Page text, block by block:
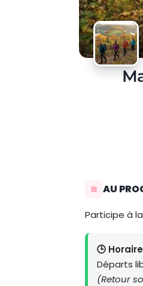
AU
Participe à
🕒
Départs
(Retour